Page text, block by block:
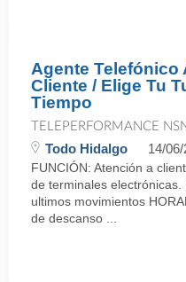
Agente Telefónico
Cliente / Elige Tu
Tiempo
TELEPERFORMANCE
Todo Hidalgo 14/
FUNCIÓN: Atención a
de terminales
ultimos movimientos
de descanso ...